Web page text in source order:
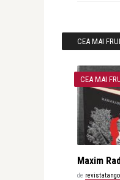
CEA MAI
CEA MAI
Maxim
de revistatango